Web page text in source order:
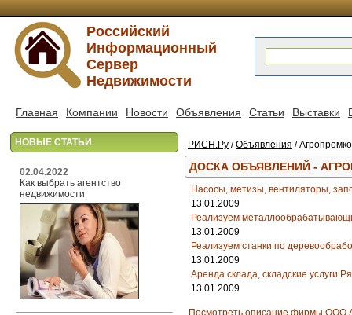
Российский
Информационный
Сервер
Недвижимости
Главная Компании Новости Объявления Статьи Выставки
НОВЫЕ СТАТЬИ
02.04.2022
Как выбрать агентство
недвижимости
РИСН.Ру /Объявления /
ДОСКА ОБЪЯВЛЕНИЙ -
Насосы, метизы, вентиляторы,
13.01.2009
Реализуем
13.01.2009
Реализуем станки по
13.01.2009
Аренда склада, складские услуги
13.01.2009
Посмотреть описание фирмы ООО